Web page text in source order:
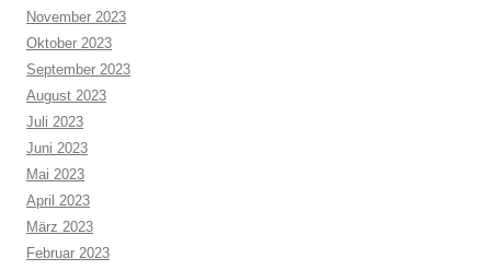
November 2023
Oktober 2023
September 2023
August 2023
Juli 2023
Juni 2023
Mai 2023
April 2023
März 2023
Februar 2023